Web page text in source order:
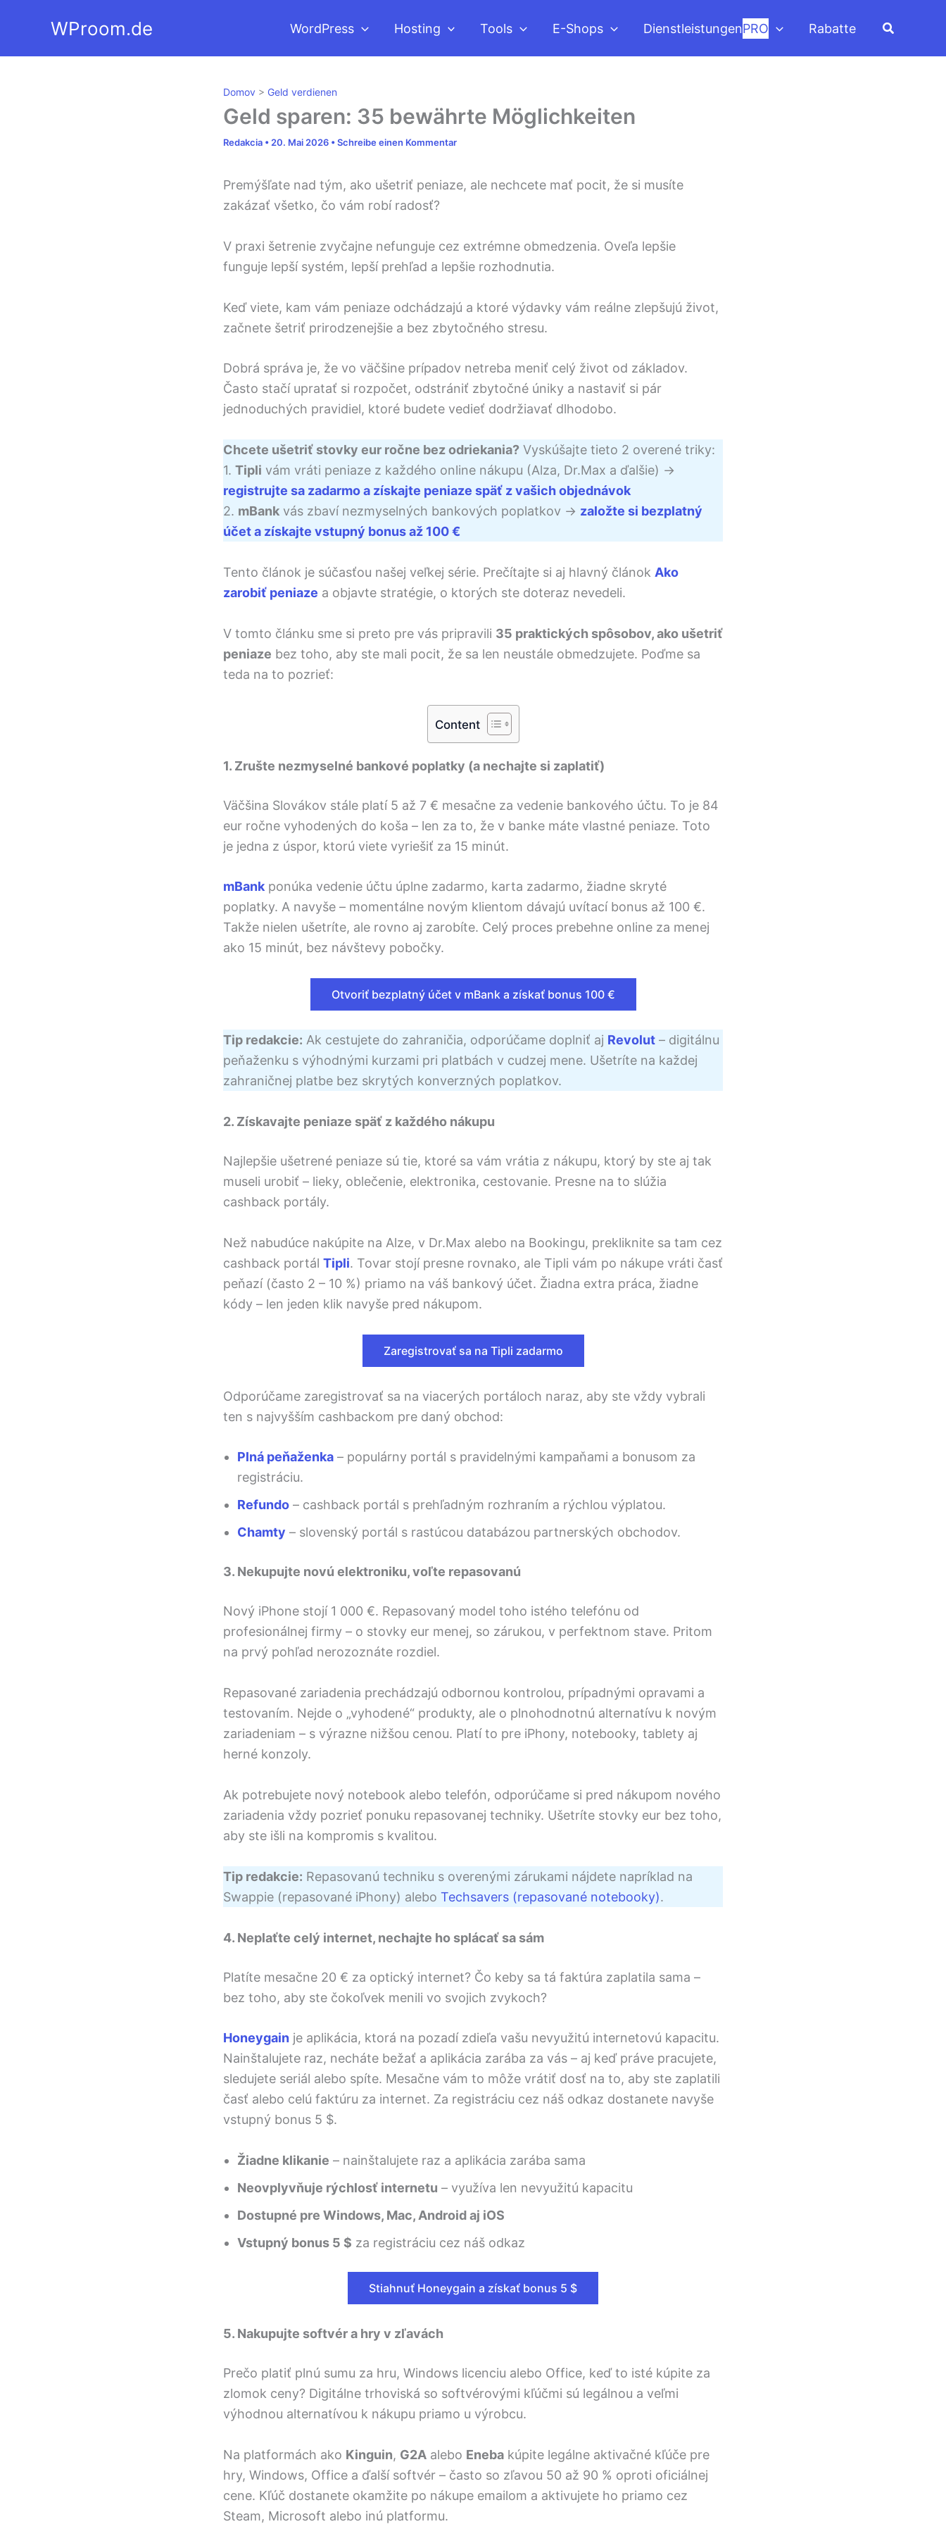
WProom.de WordPress Hosting Tools E-Shops DienstleistungenPRO Rabatte Suchen
Domov > Geld verdienen
Geld sparen: 35 bewährte Möglichkeiten
Redakcia • 20. Mai 2026 •Schreibe einen Kommentar
Premýšľate nad tým, ako ušetriť peniaze, ale nechcete mať pocit, že si musíte
zakázať všetko, čo vám robí radosť?
V praxi šetrenie zvyčajne nefunguje cez extrémne obmedzenia. Oveľa lepšie
funguje lepší systém, lepší prehľad a lepšie rozhodnutia.
Keď viete, kam vám peniaze odchádzajú a ktoré výdavky vám reálne zlepšujú život,
začnete šetriť prirodzenejšie a bez zbytočného stresu.
Dobrá správa je, že vo väčšine prípadov netreba meniť celý život od základov.
Často stačí upratať si rozpočet, odstrániť zbytočné úniky a nastaviť si pár
jednoduchých pravidiel, ktoré budete vedieť dodržiavať dlhodobo.
Chcete ušetriť stovky eur ročne bez odriekania? Vyskúšajte tieto 2 overené triky:
1. Tipli vám vráti peniaze z každého online nákupu (Alza, Dr.Max a ďalšie) ->
registrujte sa zadarmo a získajte peniaze späť z vašich objednávok
2. mBank vás zbaví nezmyselných bankových poplatkov -> založte si bezplatný
účet a získajte vstupný bonus až 100 €
Tento článok je súčasťou našej veľkej série. Prečítajte si aj hlavný článok Ako
zarobiť peniaze a objavte stratégie, o ktorých ste doteraz nevedeli.
V tomto článku sme si preto pre vás pripravili 35 praktických spôsobov, ako ušetriť
peniaze bez toho, aby ste mali pocit, že sa len neustále obmedzujete. Poďme sa
teda na to pozrieť:
Content
1. Zrušte nezmyselné bankové poplatky (a nechajte si zaplatiť)
Väčšina Slovákov stále platí 5 až 7 € mesačne za vedenie bankového účtu. To je 84
eur ročne vyhodených do koša – len za to, že v banke máte vlastné peniaze. Toto
je jedna z úspor, ktorú viete vyriešiť za 15 minút.
mBank ponúka vedenie účtu úplne zadarmo, karta zadarmo, žiadne skryté
poplatky. A navyše – momentálne novým klientom dávajú uvítací bonus až 100 €.
Takže nielen ušetríte, ale rovno aj zarobíte. Celý proces prebehne online za menej
ako 15 minút, bez návštevy pobočky.
Otvoriť bezplatný účet v mBank a získať bonus 100 €
Tip redakcie: Ak cestujete do zahraničia, odporúčame doplniť aj Revolut – digitálnu
peňaženku s výhodnými kurzami pri platbách v cudzej mene. Ušetríte na každej
zahraničnej platbe bez skrytých konverzných poplatkov.
2. Získavajte peniaze späť z každého nákupu
Najlepšie ušetrené peniaze sú tie, ktoré sa vám vrátia z nákupu, ktorý by ste aj tak
museli urobiť – lieky, oblečenie, elektronika, cestovanie. Presne na to slúžia
cashback portály.
Než nabudúce nakúpite na Alze, v Dr.Max alebo na Bookingu, prekliknite sa tam cez
cashback portál Tipli. Tovar stojí presne rovnako, ale Tipli vám po nákupe vráti časť
peňazí (často 2 – 10 %) priamo na váš bankový účet. Žiadna extra práca, žiadne
kódy – len jeden klik navyše pred nákupom.
Zaregistrovať sa na Tipli zadarmo
Odporúčame zaregistrovať sa na viacerých portáloch naraz, aby ste vždy vybrali
ten s najvyšším cashbackom pre daný obchod:
Plná peňaženka – populárny portál s pravidelnými kampaňami a bonusom za
registráciu.
Refundo – cashback portál s prehľadným rozhraním a rýchlou výplatou.
Chamty – slovenský portál s rastúcou databázou partnerských obchodov.
3. Nekupujte novú elektroniku, voľte repasovanú
Nový iPhone stojí 1 000 €. Repasovaný model toho istého telefónu od
profesionálnej firmy – o stovky eur menej, so zárukou, v perfektnom stave. Pritom
na prvý pohľad nerozoznáte rozdiel.
Repasované zariadenia prechádzajú odbornou kontrolou, prípadnými opravami a
testovaním. Nejde o „vyhodené“ produkty, ale o plnohodnotnú alternatívu k novým
zariadeniam – s výrazne nižšou cenou. Platí to pre iPhony, notebooky, tablety aj
herné konzoly.
Ak potrebujete nový notebook alebo telefón, odporúčame si pred nákupom nového
zariadenia vždy pozrieť ponuku repasovanej techniky. Ušetríte stovky eur bez toho,
aby ste išli na kompromis s kvalitou.
Tip redakcie: Repasovanú techniku s overenými zárukami nájdete napríklad na
Swappie (repasované iPhony) alebo Techsavers (repasované notebooky).
4. Neplaťte celý internet, nechajte ho splácať sa sám
Platíte mesačne 20 € za optický internet? Čo keby sa tá faktúra zaplatila sama –
bez toho, aby ste čokoľvek menili vo svojich zvykoch?
Honeygain je aplikácia, ktorá na pozadí zdieľa vašu nevyužitú internetovú kapacitu.
Nainštalujete raz, necháte bežať a aplikácia zarába za vás – aj keď práve pracujete,
sledujete seriál alebo spíte. Mesačne vám to môže vrátiť dosť na to, aby ste zaplatili
časť alebo celú faktúru za internet. Za registráciu cez náš odkaz dostanete navyše
vstupný bonus 5 $.
Žiadne klikanie – nainštalujete raz a aplikácia zarába sama
Neovplyvňuje rýchlosť internetu – využíva len nevyužitú kapacitu
Dostupné pre Windows, Mac, Android aj iOS
Vstupný bonus 5 $ za registráciu cez náš odkaz
Stiahnuť Honeygain a získať bonus 5 $
5. Nakupujte softvér a hry v zľavách
Prečo platiť plnú sumu za hru, Windows licenciu alebo Office, keď to isté kúpite za
zlomok ceny? Digitálne trhoviská so softvérovými kľúčmi sú legálnou a veľmi
výhodnou alternatívou k nákupu priamo u výrobcu.
Na platformách ako Kinguin, G2A alebo Eneba kúpite legálne aktivačné kľúče pre
hry, Windows, Office a ďalší softvér – často so zľavou 50 až 90 % oproti oficiálnej
cene. Kľúč dostanete okamžite po nákupe emailom a aktivujete ho priamo cez
Steam, Microsoft alebo inú platformu.